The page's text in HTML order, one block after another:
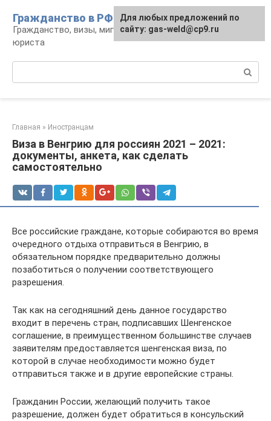
контенту
Гражданство в РФ
Гражданство, визы, миграция: консультации
юриста
Главная » Иностранцам
Виза в Венгрию для россиян 2021 – 2021:
документы, анкета, как сделать
самостоятельно
Все российские граждане, которые собираются во время
очередного отдыха отправиться в Венгрию, в
обязательном порядке предварительно должны
позаботиться о получении соответствующего
разрешения.
Так как на сегодняшний день данное государство
входит в перечень стран, подписавших Шенгенское
соглашение, в преимущественном большинстве случаев
заявителям предоставляется шенгенская виза, по
которой в случае необходимости можно будет
отправиться также и в другие европейские страны.
Гражданин России, желающий получить такое
разрешение, должен будет обратиться в консульский
Для любых предложений по
сайту: gas-weld@cp9.ru